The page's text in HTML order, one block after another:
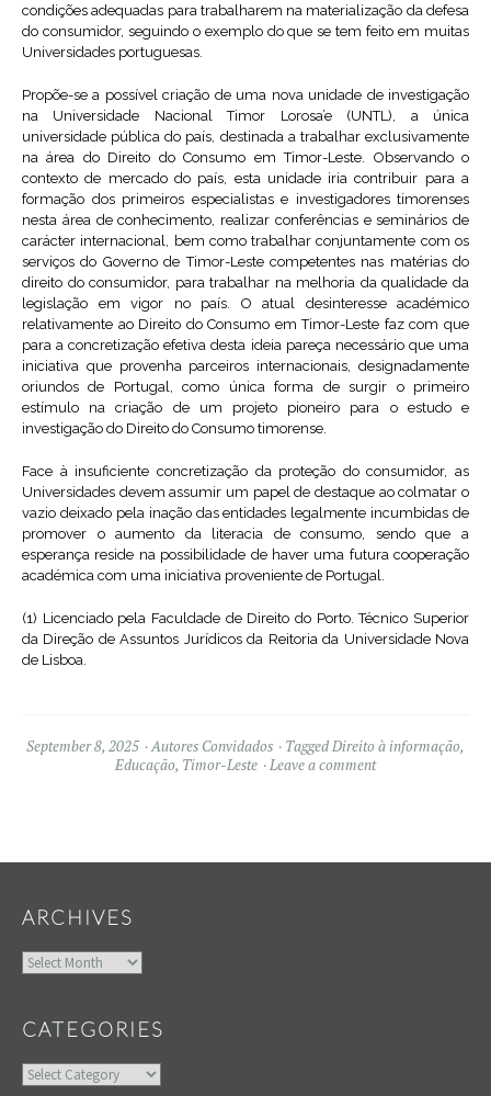
condições adequadas para trabalharem na materialização da defesa
do consumidor, seguindo o exemplo do que se tem feito em muitas
Universidades portuguesas.
Propõe-se a possível criação de uma nova unidade de investigação
na Universidade Nacional Timor Lorosa’e (UNTL), a única
universidade pública do país, destinada a trabalhar exclusivamente
na área do Direito do Consumo em Timor-Leste. Observando o
contexto de mercado do país, esta unidade iria contribuir para a
formação dos primeiros especialistas e investigadores timorenses
nesta área de conhecimento, realizar conferências e seminários de
carácter internacional, bem como trabalhar conjuntamente com os
serviços do Governo de Timor-Leste competentes nas matérias do
direito do consumidor, para trabalhar na melhoria da qualidade da
legislação em vigor no país. O atual desinteresse académico
relativamente ao Direito do Consumo em Timor-Leste faz com que
para a concretização efetiva desta ideia pareça necessário que uma
iniciativa que provenha parceiros internacionais, designadamente
oriundos de Portugal, como única forma de surgir o primeiro
estímulo na criação de um projeto pioneiro para o estudo e
investigação do Direito do Consumo timorense.
Face à insuficiente concretização da proteção do consumidor, as
Universidades devem assumir um papel de destaque ao colmatar o
vazio deixado pela inação das entidades legalmente incumbidas de
promover o aumento da literacia de consumo, sendo que a
esperança reside na possibilidade de haver uma futura cooperação
académica com uma iniciativa proveniente de Portugal.
(1) Licenciado pela Faculdade de Direito do Porto. Técnico Superior
da Direção de Assuntos Jurídicos da Reitoria da Universidade Nova
de Lisboa.
September 8, 2025 Autores Convidados TaggedDireito à informação,
Educação, Timor-Leste Leave a comment
ARCHIVES
Archives
CATEGORIES
Categories